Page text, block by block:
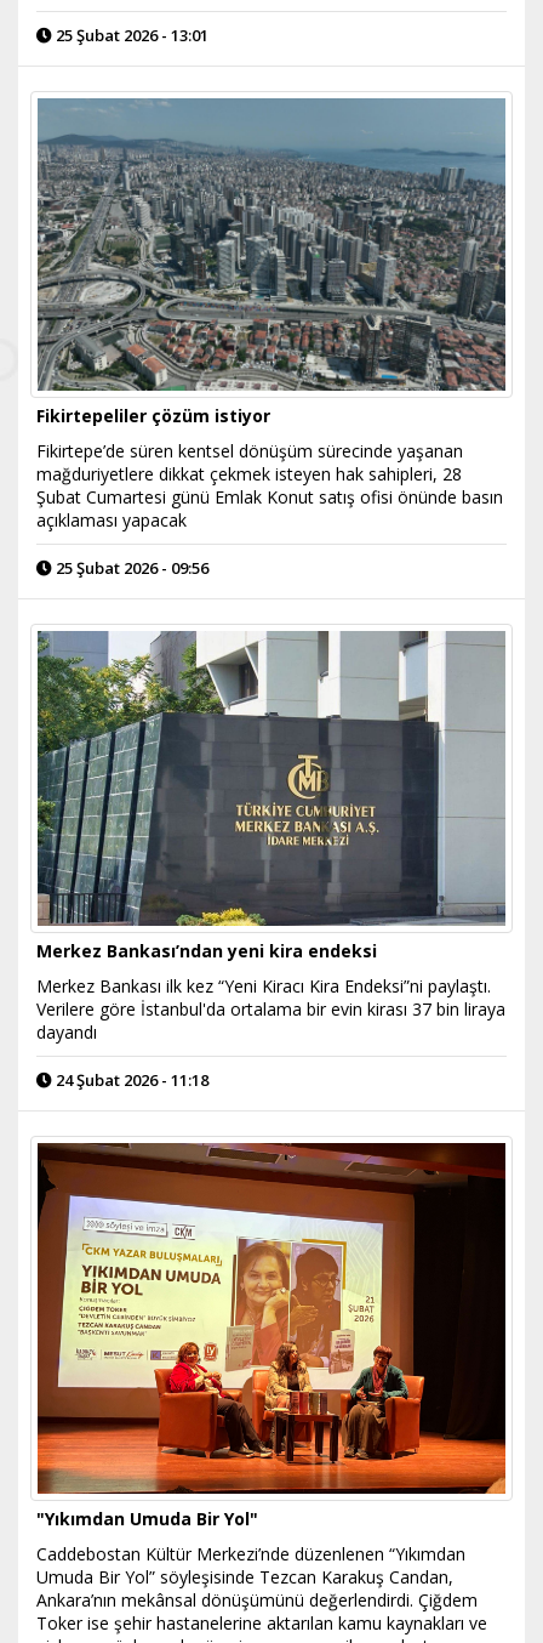
25 Şubat 2026 - 13:01
Fikirtepeliler çözüm istiyor
Fikirtepe’de süren kentsel dönüşüm sürecinde yaşanan
mağduriyetlere dikkat çekmek isteyen hak sahipleri, 28
Şubat Cumartesi günü Emlak Konut satış ofisi önünde basın
açıklaması yapacak
25 Şubat 2026 - 09:56
Merkez Bankası’ndan yeni kira endeksi
Merkez Bankası ilk kez “Yeni Kiracı Kira Endeksi”ni paylaştı.
Verilere göre İstanbul'da ortalama bir evin kirası 37 bin liraya
dayandı
24 Şubat 2026 - 11:18
"Yıkımdan Umuda Bir Yol"
Caddebostan Kültür Merkezi’nde düzenlenen “Yıkımdan
Umuda Bir Yol” söyleşisinde Tezcan Karakuş Candan,
Ankara’nın mekânsal dönüşümünü değerlendirdi. Çiğdem
Toker ise şehir hastanelerine aktarılan kamu kaynakları ve